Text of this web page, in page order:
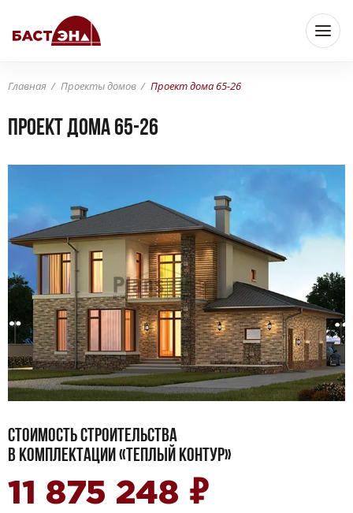
Главная Проекты домов Проект дома 65-26
Проект дома 65-26
СТОИМОСТЬ СТРОИТЕЛЬСТВА
В КОМПЛЕКТАЦИИ «ТЕПЛЫЙ КОНТУР»
11 875 248 ₽